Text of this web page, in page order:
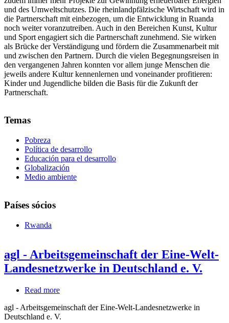
und des Umweltschutzes. Die rheinlandpfälzische Wirtschaft wird in
die Partnerschaft mit einbezogen, um die Entwicklung in Ruanda
noch weiter voranzutreiben. Auch in den Bereichen Kunst, Kultur
und Sport engagiert sich die Partnerschaft zunehmend. Sie wirken
als Brücke der Verständigung und fördern die Zusammenarbeit mit
und zwischen den Partnern. Durch die vielen Begegnungsreisen in
den vergangenen Jahren konnten vor allem junge Menschen die
jeweils andere Kultur kennenlernen und voneinander profitieren:
Kinder und Jugendliche bilden die Basis für die Zukunft der
Partnerschaft.
Temas
Pobreza
Política de desarrollo
Educación para el desarrollo
Globalización
Medio ambiente
Países sócios
Rwanda
agl - Arbeitsgemeinschaft der Eine-Welt-
Landesnetzwerke in Deutschland e. V.
Read more
-
Arbeitsgemeinschaft
agl - Arbeitsgemeinschaft der Eine-Welt-Landesnetzwerke in
Deutschland e. V.